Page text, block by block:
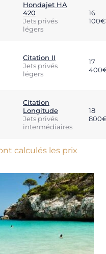
Hondajet HA
420
Jets privés
légers
16
100€
Citation II
Jets privés
légers
17
Citation
Longitude
Jets privés
intermédiaires
18
calculés les prix